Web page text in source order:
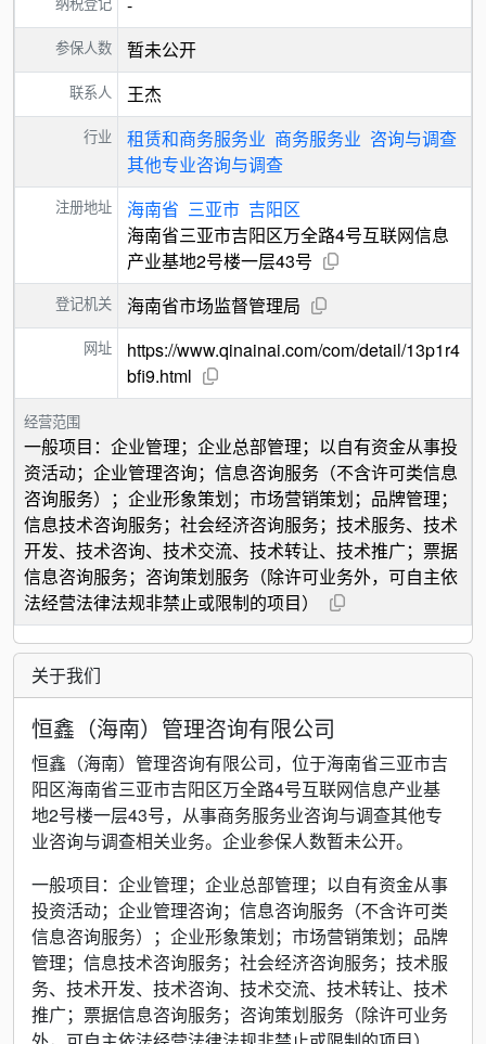
参保人数 暂未公开
联系人 王杰
行业 租赁和商务服务业 商务服务业 咨询与调查
其他专业咨询与调查
注册地址 海南省 三亚市 吉阳区
海南省三亚市吉阳区万全路4号互联网信息
产业基地2号楼一层43号
登记机关 海南省市场监督管理局
网址
https://www.qinainai.com/com/detail/13p1r4
bfi9.html
经营范围
一般项目：企业管理；企业总部管理；以自有资金从事投
资活动；企业管理咨询；信息咨询服务（不含许可类信息
咨询服务）；企业形象策划；市场营销策划；品牌管理；
信息技术咨询服务；社会经济咨询服务；技术服务、技术
开发、技术咨询、技术交流、技术转让、技术推广；票据
信息咨询服务；咨询策划服务（除许可业务外，可自主依
法经营法律法规非禁止或限制的项目）
关于我们
恒鑫（海南）管理咨询有限公司
恒鑫（海南）管理咨询有限公司，位于海南省三亚市吉
阳区海南省三亚市吉阳区万全路4号互联网信息产业基
地2号楼一层43号，从事商务服务业咨询与调查其他专
业咨询与调查相关业务。企业参保人数暂未公开。
一般项目：企业管理；企业总部管理；以自有资金从事
投资活动；企业管理咨询；信息咨询服务（不含许可类
信息咨询服务）；企业形象策划；市场营销策划；品牌
管理；信息技术咨询服务；社会经济咨询服务；技术服
务、技术开发、技术咨询、技术交流、技术转让、技术
推广；票据信息咨询服务；咨询策划服务（除许可业务